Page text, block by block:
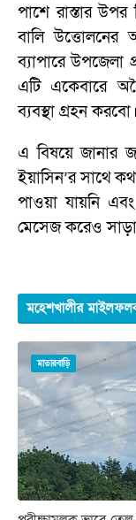
পাশে রাস্তার
বালি উত্তোলনের
ব্যাপারে উপজেলা
এটি একেবারে
ব্যবস্থা গ্রহন
এ বিষয়ে জানার
ইয়াসিন’র সাথে
পাওয়া যায়নি
মেসেজ করেও সাড়া
মহেশখালীর
মাতারবাড়ি